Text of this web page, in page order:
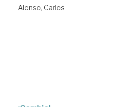
Alonso, Carlos